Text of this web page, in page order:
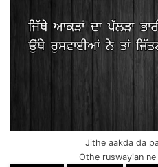
Jithe aakda da
Othe ruswayian